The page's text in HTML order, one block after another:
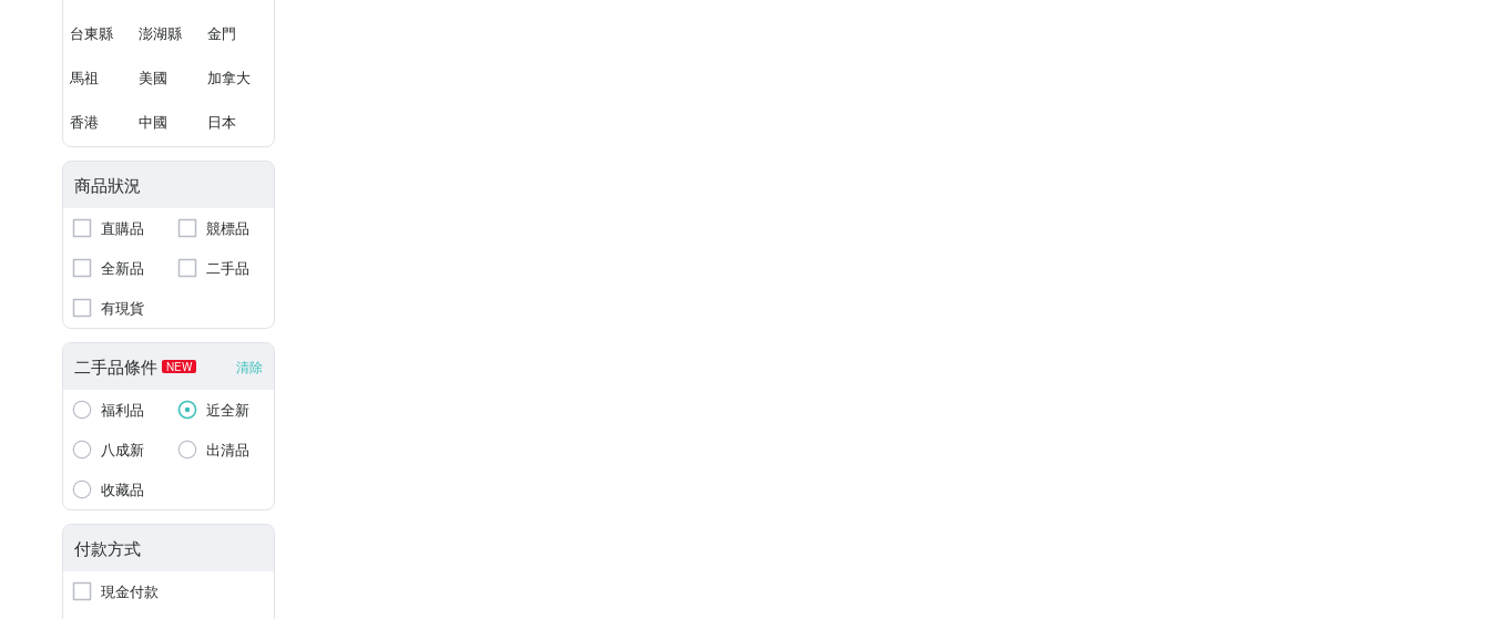
台東縣 澎湖縣 金門
馬祖 美國 加拿大
香港 中國 日本
商品狀況
直購品
競標品
全新品
二手品
有現貨
二手品條件 NEW 清除
福利品
近全新
八成新
出清品
收藏品
付款方式
現金付款